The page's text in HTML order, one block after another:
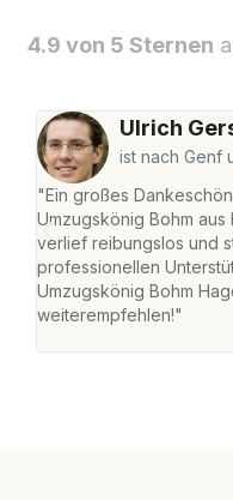
4.9 von 5 Sternen
Ulrich
ist nach Genf
"Ein großes
Umzugskönig Bohm
verlief reibungslos und
professionellen
Umzugskönig Bohm
weiterempfehlen!"